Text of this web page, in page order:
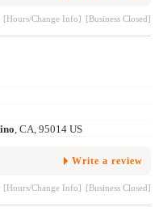
[Hours/Change Info] [Business Closed]
, CA, 95014 US
Write a review
[Hours/Change Info] [Business Closed]